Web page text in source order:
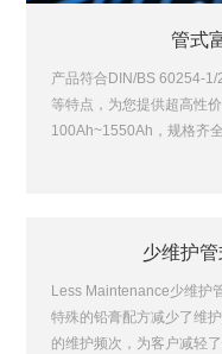
管式
产品符合DIN/BS 60254-
等特点，为您提供超高性
100Ah~1550Ah，规格齐全
少维护
Less Maintenance少维护
特殊的铅膏配方减少了维
的维护频次，为客户减轻